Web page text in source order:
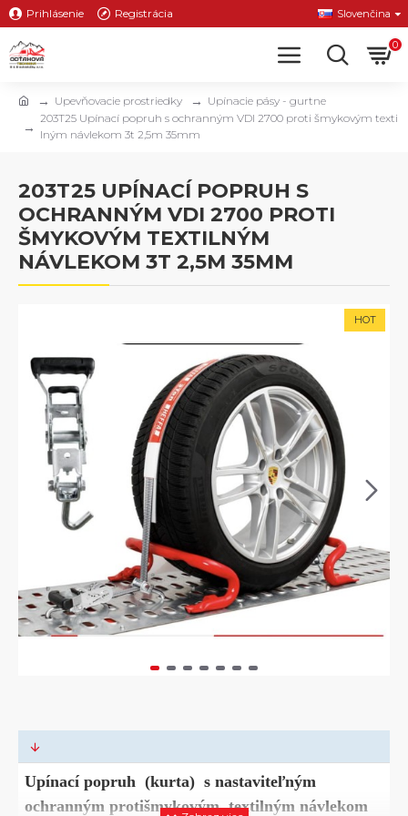
Prihlásenie Registrácia Slovenčina
0
Upevňovacie prostriedky
Upínacie pásy - gurtne
203T25 Upínací popruh s ochranným VDI 2700 proti šmykovým texti
lným návlekom 3t 2,5m 35mm
203T25 UPÍNACÍ POPRUH S
OCHRANNÝM VDI 2700 PROTI
ŠMYKOVÝM TEXTILNÝM
NÁVLEKOM 3T 2,5M 35MM
HOT
Upínací popruh (kurta) s nastaviteľným
ochranným protišmykovým textilným návlekom